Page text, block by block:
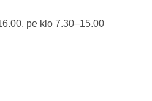
pe klo 7.30–15.00